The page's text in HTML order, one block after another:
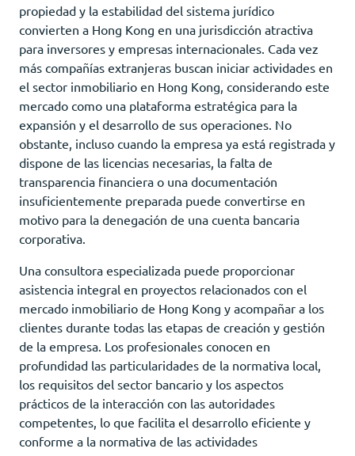
propiedad y la estabilidad del sistema jurídico
convierten a Hong Kong en una jurisdicción atractiva
para inversores y empresas internacionales. Cada vez
más compañías extranjeras buscan iniciar actividades en
el sector inmobiliario en Hong Kong, considerando este
mercado como una plataforma estratégica para la
expansión y el desarrollo de sus operaciones. No
obstante, incluso cuando la empresa ya está registrada y
dispone de las licencias necesarias, la falta de
transparencia financiera o una documentación
insuficientemente preparada puede convertirse en
motivo para la denegación de una cuenta bancaria
corporativa.
Una consultora especializada puede proporcionar
asistencia integral en proyectos relacionados con el
mercado inmobiliario de Hong Kong y acompañar a los
clientes durante todas las etapas de creación y gestión
de la empresa. Los profesionales conocen en
profundidad las particularidades de la normativa local,
los requisitos del sector bancario y los aspectos
prácticos de la interacción con las autoridades
competentes, lo que facilita el desarrollo eficiente y
conforme a la normativa de las actividades